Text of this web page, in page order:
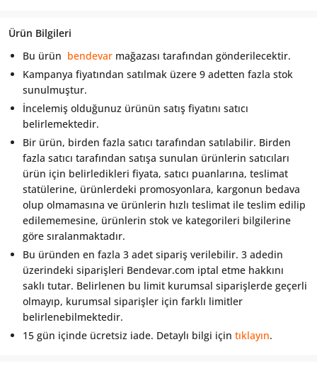
Ürün Bilgileri
Bu ürün bendevar mağazası tarafından gönderilecektir.
Kampanya fiyatından satılmak üzere 9 adetten fazla stok
sunulmuştur.
İncelemiş olduğunuz ürünün satış fiyatını satıcı
belirlemektedir.
Bir ürün, birden fazla satıcı tarafından satılabilir. Birden
fazla satıcı tarafından satışa sunulan ürünlerin satıcıları
ürün için belirledikleri fiyata, satıcı puanlarına, teslimat
statülerine, ürünlerdeki promosyonlara, kargonun bedava
olup olmamasına ve ürünlerin hızlı teslimat ile teslim edilip
edilememesine, ürünlerin stok ve kategorileri bilgilerine
göre sıralanmaktadır.
Bu üründen en fazla 3 adet sipariş verilebilir. 3 adedin
üzerindeki siparişleri Bendevar.com iptal etme hakkını
saklı tutar. Belirlenen bu limit kurumsal siparişlerde geçerli
olmayıp, kurumsal siparişler için farklı limitler
belirlenebilmektedir.
15 gün içinde ücretsiz iade. Detaylı bilgi için tıklayın.